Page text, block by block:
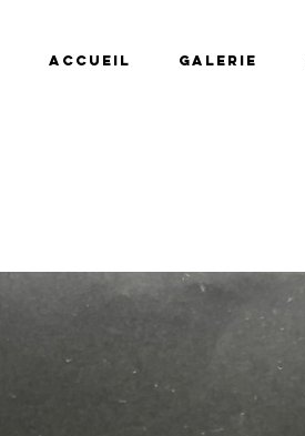
Accueil Galerie